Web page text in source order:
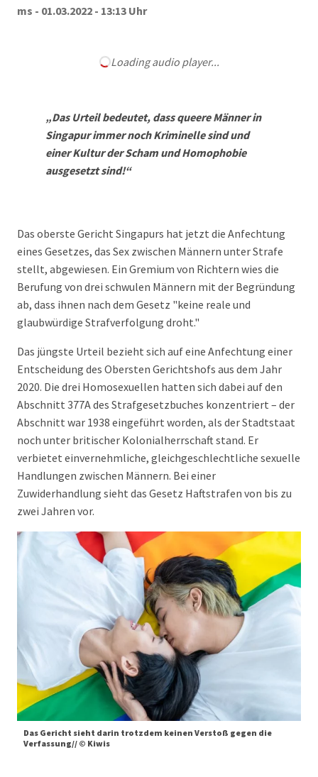
ms - 01.03.2022 - 13:13 Uhr
Loading audio player...
„Das Urteil bedeutet, dass queere Männer in
Singapur immer noch Kriminelle sind und
einer Kultur der Scham und Homophobie
ausgesetzt sind!“
Das oberste Gericht Singapurs hat jetzt die Anfechtung
eines Gesetzes, das Sex zwischen Männern unter Strafe
stellt, abgewiesen. Ein Gremium von Richtern wies die
Berufung von drei schwulen Männern mit der Begründung
ab, dass ihnen nach dem Gesetz "keine reale und
glaubwürdige Strafverfolgung droht."
Das jüngste Urteil bezieht sich auf eine Anfechtung einer
Entscheidung des Obersten Gerichtshofs aus dem Jahr
2020. Die drei Homosexuellen hatten sich dabei auf den
Abschnitt 377A des Strafgesetzbuches konzentriert – der
Abschnitt war 1938 eingeführt worden, als der Stadtstaat
noch unter britischer Kolonialherrschaft stand. Er
verbietet einvernehmliche, gleichgeschlechtliche sexuelle
Handlungen zwischen Männern. Bei einer
Zuwiderhandlung sieht das Gesetz Haftstrafen von bis zu
zwei Jahren vor.
Das Gericht sieht darin trotzdem keinen Verstoß gegen die
Verfassung// © Kiwis